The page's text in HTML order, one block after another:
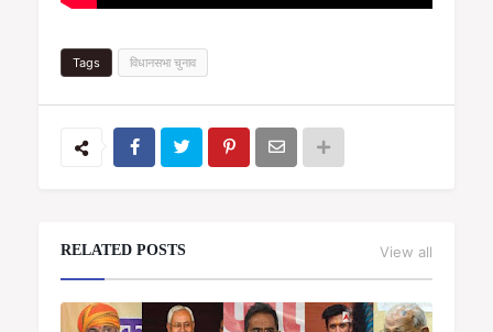
Tags विधानसभा चुनाव
RELATED POSTS View all